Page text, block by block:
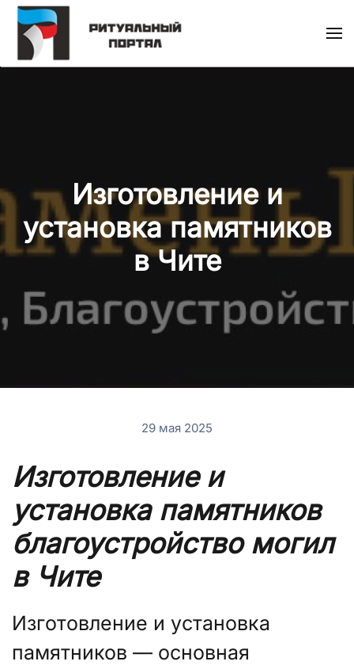
Skip
to
Изготовление и
установка памятников
в Чите
29 мая 2025
Изготовление и
установка памятников
благоустройство могил
в Чите
Изготовление и установка
памятников — основная